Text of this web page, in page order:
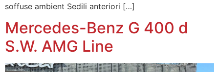
soffuse ambient Sedili anteriori […]
Mercedes-Benz G 400 d
S.W. AMG Line